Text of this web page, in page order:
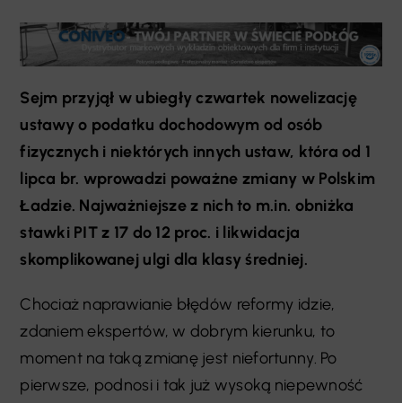
Sejm przyjął w ubiegły czwartek nowelizację
ustawy o podatku dochodowym od osób
fizycznych i niektórych innych ustaw, która od 1
lipca br. wprowadzi poważne zmiany w Polskim
Ładzie. Najważniejsze z nich to m.in. obniżka
stawki PIT z 17 do 12 proc. i likwidacja
skomplikowanej ulgi dla klasy średniej.
Chociaż naprawianie błędów reformy idzie,
zdaniem ekspertów, w dobrym kierunku, to
moment na taką zmianę jest niefortunny. Po
pierwsze, podnosi i tak już wysoką niepewność